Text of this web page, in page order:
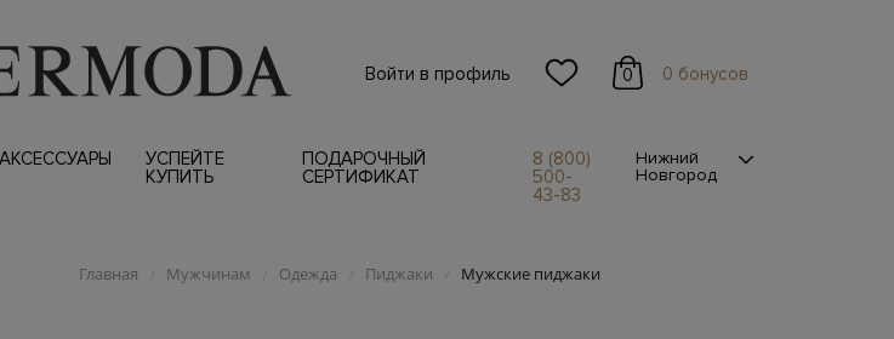
Войти в профиль 0 0 бонусов
АКСЕССУАРЫ
УСПЕЙТЕ
КУПИТЬ
ПОДАРОЧНЫЙ
СЕРТИФИКАТ
8 (800)
500-
43-83
Нижний
Новгород
Главная / Мужчинам / Одежда / Пиджаки / Мужские пиджаки